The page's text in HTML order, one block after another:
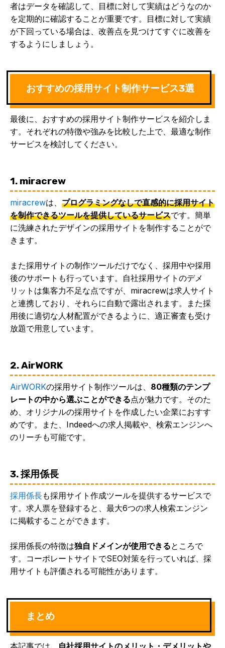
者はデータを確認して、目標に対して実績はどうなのか
を定期的に確認することが重要です。目標に対して実績
が下回っている場合は、改善点を見つけてすぐに改善を
するようにしましょう。
おすすめの採用サイト制作サービス3選
最後に、おすすめの採用サイト制作サービスを紹介しま
す。それぞれの特徴や強みを比較した上で、最適な制作
サービスを検討してください。
1. miracrew
miracrewは、 プログラミングなしで直感的に採用サイト
を制作できるツールを提供しているサービスです。簡単
に洗練されたデザインの採用サイトを制作することがで
きます。
また採用サイトの制作ツールだけでなく、採用中や採用
後のサポートも行っています。自社採用サイトのデメ
リットは集客力不足な点ですが、miracrewは求人サイト
と連携しており、それらに自動で露出されます。また採
用後に適切な人材配置ができるように、適正審査も受け
放題で用意しています。
2. AirWORK
AirWORKの採用サイト制作ツールは、 80種類のテンプ
レートの中から選ぶことができる点が魅力です。そのた
め、オリジナルの採用サイトを作成したい企業におすす
めです。また、Indeedへの求人掲載や、検索エンジンへ
のリーチも可能です。
3. 採用係長
採用係長も採用サイト作成ツールを提供するサービスで
す。求人票を登録すると、最大6つの求人検索エンジン
に掲載することができます。
採用係長の特徴は独自ドメインが使用できるところで
す。コーポレートサイトでSEO対策を行っていれば、採
用サイトも評価される可能性があります。
まとめ